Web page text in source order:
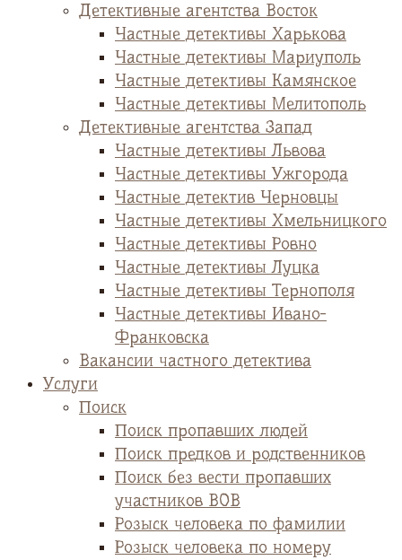
Детективные агентства Восток
Частные детективы Харькова
Частные детективы Мариуполь
Частные детективы Камянское
Частные детективы Мелитополь
Детективные агентства Запад
Частные детективы Львова
Частные детективы Ужгорода
Частные детектив Черновцы
Частные детективы Хмельницкого
Частные детективы Ровно
Частные детективы Луцка
Частные детективы Тернополя
Частные детективы Ивано-
Франковска
Вакансии частного детектива
Услуги
Поиск
Поиск пропавших людей
Поиск предков и родственников
Поиск без вести пропавших
участников ВОВ
Розыск человека по фамилии
Розыск человека по номеру